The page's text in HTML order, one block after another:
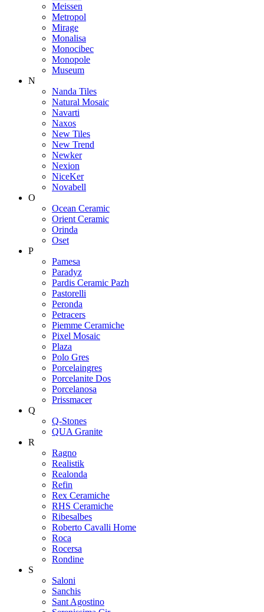
Meissen
Metropol
Mirage
Monalisa
Monocibec
Monopole
Museum
N
Nanda Tiles
Natural Mosaic
Navarti
Naxos
New Tiles
New Trend
Newker
Nexion
NiceKer
Novabell
O
Ocean Ceramic
Orient Ceramic
Orinda
Oset
P
Pamesa
Paradyz
Pardis Ceramic Pazh
Pastorelli
Peronda
Petracers
Piemme Ceramiche
Pixel Mosaic
Plaza
Polo Gres
Porcelaingres
Porcelanite Dos
Porcelanosa
Prissmacer
Q
Q-Stones
QUA Granite
R
Ragno
Realistik
Realonda
Refin
Rex Ceramiche
RHS Ceramiche
Ribesalbes
Roberto Cavalli Home
Roca
Rocersa
Rondine
S
Saloni
Sanchis
Sant Agostino